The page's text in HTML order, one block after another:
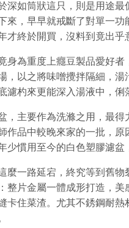
深如筒狀這只，則是用途
來，早早就戒斷了對單一
才終於開買，沒料到竟出乎
身為重度上癮豆製品愛好
，以之將味噌攪拌隔細，
濾杓來更能深入湯液中，俐
，主要作為洗滌之用，最
作品中較晚來家的一批，
少慣用至今的白色塑膠濾盆
麼一路延宕，終究等到舊
整片金屬一體成形打造，
卡住菜渣。尤其不銹鋼耐